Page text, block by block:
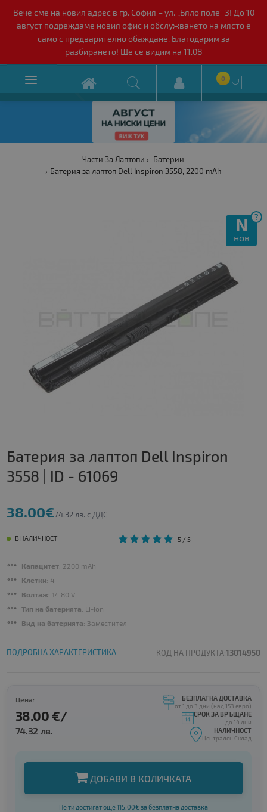
Вече сме на новия адрес в гр. София – ул. „Бяло поле“ 3! До 10
август подреждаме новия офис и обслужването на място е
само с предварително обаждане. Благодарим за
разбирането! Ще се видим на 11.08
 0 
Части За Лаптопи
Батерии
Батерия за лаптоп Dell Inspiron 3558, 2200 mAh
?
N
нов
Батерия за лаптоп Dell Inspiron
3558 | ID - 61069
38.00€74.32 лв. с ДДС
В НАЛИЧНОСТ 5/ 5
Капацитет: 2200 mAh
Клетки: 4
Волтаж: 14.80 V
Тип на батерията: Li-Ion
Вид на батерията: Заместител
ПОДРОБНА ХАРАКТЕРИСТИКА КОД НА ПРОДУКТА:13014950
Цена:
38.00 €/
74.32 лв.
БЕЗПЛАТНА ДОСТАВКА
от 1 до 3 дни (над 153 евро)
СРОК ЗА ВРЪЩАНЕ
до 14 дни
НАЛИЧНОСТ
Централен Склад
ДОБАВИ В КОЛИЧКАТА
Не ти достигат още 115.00€ за безплатна доставка